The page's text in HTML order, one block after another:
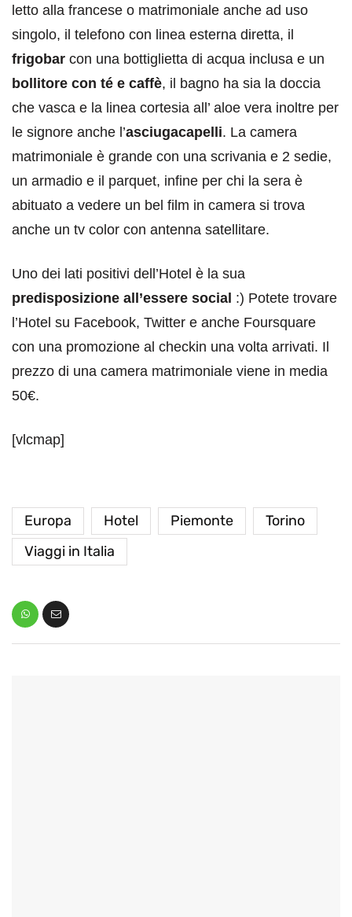
letto alla francese o matrimoniale anche ad uso
singolo, il telefono con linea esterna diretta, il
frigobar con una bottiglietta di acqua inclusa e un
bollitore con té e caffè, il bagno ha sia la doccia
che vasca e la linea cortesia all’ aloe vera inoltre per
le signore anche l’asciugacapelli. La camera
matrimoniale è grande con una scrivania e 2 sedie,
un armadio e il parquet, infine per chi la sera è
abituato a vedere un bel film in camera si trova
anche un tv color con antenna satellitare.
Uno dei lati positivi dell’Hotel è la sua
predisposizione all’essere social :) Potete trovare
l’Hotel su Facebook, Twitter e anche Foursquare
con una promozione al checkin una volta arrivati. Il
prezzo di una camera matrimoniale viene in media
50€.
[vlcmap]
Europa Hotel Piemonte
Torino
Viaggi in Italia